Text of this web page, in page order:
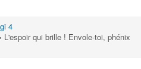
4
qui brille ! Envole-toi, phénix